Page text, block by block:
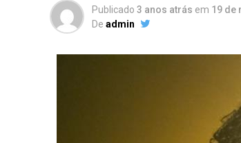
Publicado 3 anos atrás em 19 de
De admin